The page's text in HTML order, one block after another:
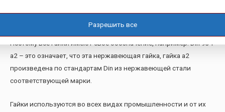
той деталью, с которой она и создает разъемное соединение.
Поэтому все гайки имеют свое обозначение, например: Din 934
a2 – это означает, что эта нержавеющая гайка, гайка а2
произведена по стандартам Din из нержавеющей стали
соответствующей марки.
Гайки используются во всех видах промышленности и от их
Разрешить все